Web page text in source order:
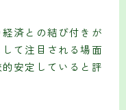
済との結び付きが
て注目される場面
安定していると評